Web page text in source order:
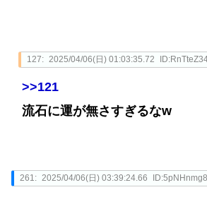
127: 2025/04/06(日) 01:03:35.72
>>121
流石に運が無さすぎるなw
261: 2025/04/06(日) 03:39:24.66